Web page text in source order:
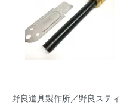
野良道具製作所／野良スティ